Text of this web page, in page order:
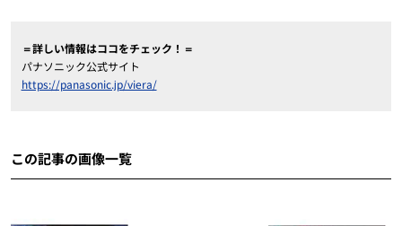
＝詳しい情報はココをチェック！＝
パナソニック公式サイト
https://panasonic.jp/viera/
この記事の画像一覧